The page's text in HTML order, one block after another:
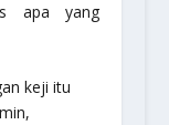
apa yang
keji itu